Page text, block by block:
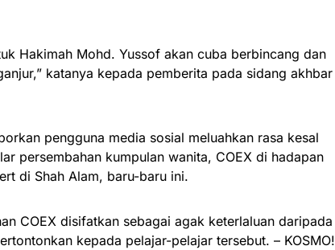
Hakimah Mohd. Yussof akan cuba berbincang dan
katanya kepada pemberita pada sidang akhbar
pengguna media sosial meluahkan rasa kesal
persembahan kumpulan wanita, COEX di hadapan
di Shah Alam, baru-baru ini.
COEX disifatkan sebagai agak keterlaluan daripada
kepada pelajar-pelajar tersebut. – KOSMO!